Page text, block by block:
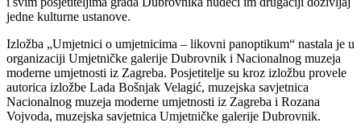
jedne kulturne ustanove.
Izložba „Umjetnici o umjetnicima – likovni panoptikum“ nastala je u
organizaciji Umjetničke galerije Dubrovnik i Nacionalnog muzeja
moderne umjetnosti iz Zagreba. Posjetitelje su kroz izložbu provele
autorica izložbe Lada Bošnjak Velagić, muzejska savjetnica
Nacionalnog muzeja moderne umjetnosti iz Zagreba i Rozana
Vojvoda, muzejska savjetnica Umjetničke galerije Dubrovnik.